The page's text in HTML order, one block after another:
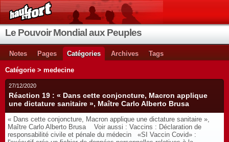
Le Pouvoir Mondial aux Peuples
Notes Pages Catégories Archives Tags
Catégorie > medecine
27/12/2020
Réaction 19 : « Dans cette conjoncture, Macron applique
une dictature sanitaire », Maître Carlo Alberto Brusa
« Dans cette conjoncture, Macron applique une dictature sanitaire »,
Maître Carlo Alberto Brusa Voir aussi : Vaccins : Déclaration de
responsabilité civile et pénale du médecin «SI Vaccin Covid» :